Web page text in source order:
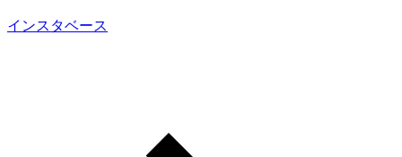
インスタベース